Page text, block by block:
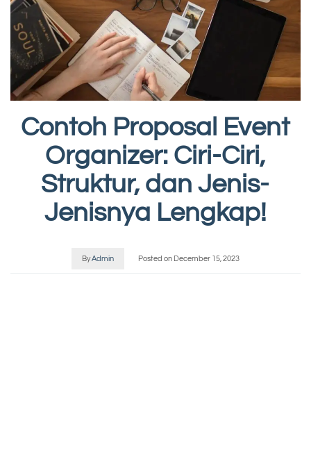
Contoh Proposal Event
Organizer: Ciri-Ciri,
Struktur, dan Jenis-
Jenisnya Lengkap!
ByAdmin Posted on December 15, 2023